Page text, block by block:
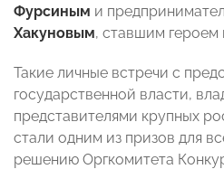
Фурсиным и
Хакуновым, ставшим героем
Такие личные встречи с
государственной власти,
представителями крупных
стали одним из призов для
решению Оргкомитета